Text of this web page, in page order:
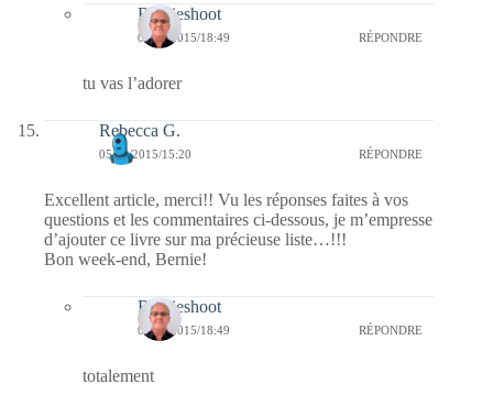
Bernieshoot
06/06/2015/18:49 RÉPONDRE
tu vas l’adorer
Rebecca G.
05/06/2015/15:20 RÉPONDRE
Excellent article, merci!! Vu les réponses faites à vos
questions et les commentaires ci-dessous, je m’empresse
d’ajouter ce livre sur ma précieuse liste…!!!
Bon week-end, Bernie!
Bernieshoot
06/06/2015/18:49 RÉPONDRE
totalement